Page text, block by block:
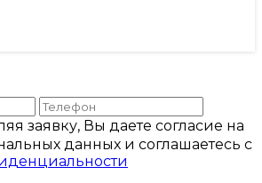
заявку, Вы даете согласие на
данных и соглашаетесь c